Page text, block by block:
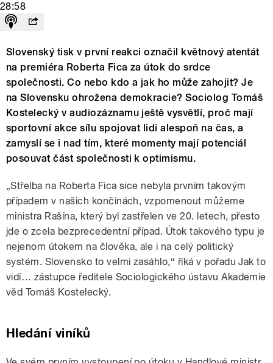
28:58
Slovenský tisk v první reakci označil květnový atentát
na premiéra Roberta Fica za útok do srdce
společnosti. Co nebo kdo a jak ho může zahojit? Je
na Slovensku ohrožena demokracie? Sociolog Tomáš
Kostelecký v audiozáznamu ještě vysvětlí, proč mají
sportovní akce sílu spojovat lidi alespoň na čas, a
zamyslí se i nad tím, které momenty mají potenciál
posouvat část společnosti k optimismu.
„Střelba na Roberta Fica sice nebyla prvním takovým
případem v našich končinách, vzpomenout můžeme
ministra Rašína, který byl zastřelen ve 20. letech, přesto
jde o zcela bezprecedentní případ. Útok takového typu je
nejenom útokem na člověka, ale i na celý politický
systém. Slovensko to velmi zasáhlo,“ říká v pořadu Jak to
vidí… zástupce ředitele Sociologického ústavu Akademie
věd Tomáš Kostelecký.
Hledání viníků